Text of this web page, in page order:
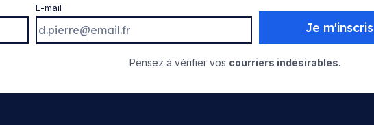
E-mail
Je m'inscris
Pensez à vérifier vos courriers indésirables.